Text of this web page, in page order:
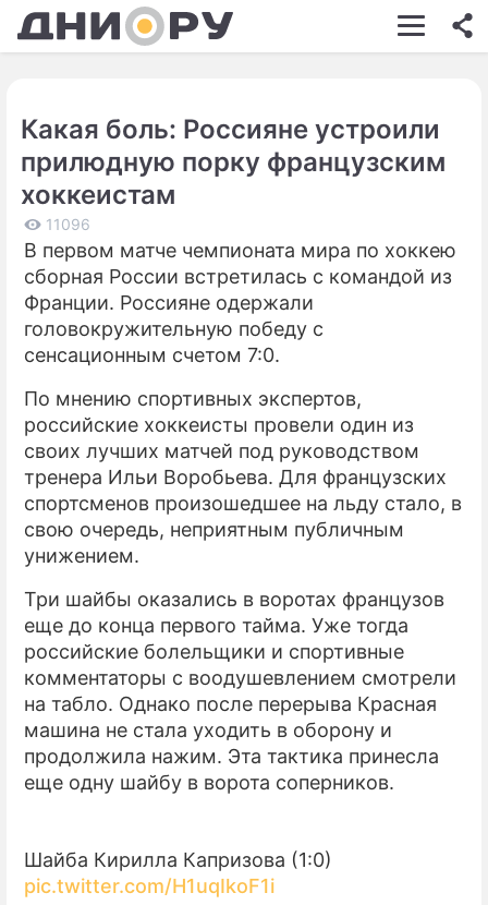
ШОУ-БИЗНЕС
КИНО
НЕДВИЖИМОСТЬ
ЭКОНОМИКА
ПРОИСШЕСТВИЯ
СТИЛЬ ЖИЗНИ
СЕРИАЛЫ
ИГРЫ
ПРЕСС-РЕЛИЗЫ
Какая боль: Россияне устроили
прилюдную порку французским
хоккеистам
11096
В первом матче чемпионата мира по хоккею
сборная России встретилась с командой из
Франции. Россияне одержали
головокружительную победу с
сенсационным счетом 7:0.
По мнению спортивных экспертов,
российские хоккеисты провели один из
своих лучших матчей под руководством
тренера Ильи Воробьева. Для французских
спортсменов произошедшее на льду стало, в
свою очередь, неприятным публичным
унижением.
Три шайбы оказались в воротах французов
еще до конца первого тайма. Уже тогда
российские болельщики и спортивные
комментаторы с воодушевлением смотрели
на табло. Однако после перерыва Красная
машина не стала уходить в оборону и
продолжила нажим. Эта тактика принесла
еще одну шайбу в ворота соперников.
Шайба Кирилла Капризова (1:0)
pic.twitter.com/H1uqIkoF1i